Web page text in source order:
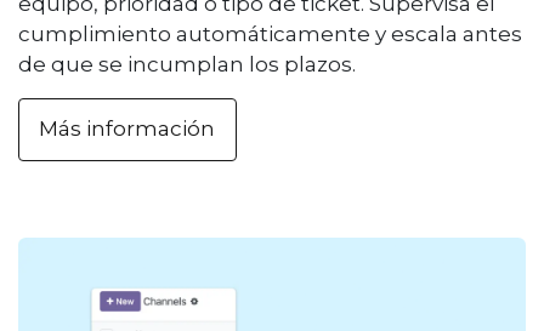
cumplimiento automáticamente y escala antes
de que se incumplan los plazos.
Más información